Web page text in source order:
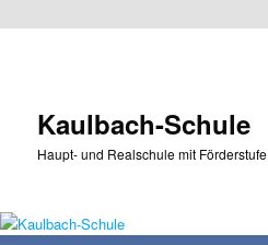
Kaulbach-Schule
Haupt- und Realschule mit Förderstufe